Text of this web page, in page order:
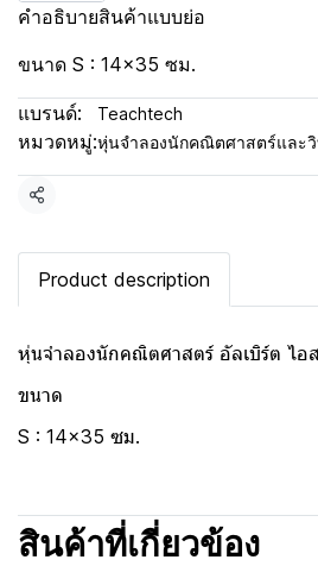
คำอธิบายสินค้าแบบย่อ
ขนาด S : 14x35 ซม.
แบรนด์: Teachtech
หมวดหมู่:หุ่นจำลองนักคณิตศาสตร์และ
แชร์
Product description
หุ่นจำลองนักคณิตศาสตร์ อัลเบิร์ต ไอ
ขนาด
S : 14x35 ซม.
สินค้าที่เกี่ยวข้อง